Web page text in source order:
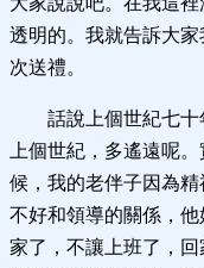
透明的。我就告訴大
次送禮。
話說上個世紀七
上個世紀，多遙遠呢
候，我的老伴子因為
不好和領導的關係，
家了，不讓上班了，回